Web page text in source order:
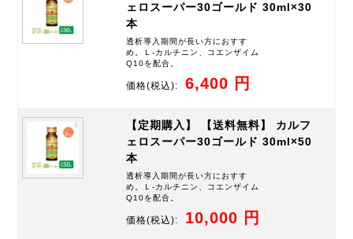
ェロスーパー30ゴールド 30ml×30
本
透析導入期間が長い方におすす
め。Ｌ-カルチニン、コエンザイム
Q10を配合。
価格(税込): 6,400 円
【定期購入】 【送料無料】 カルフ
ェロスーパー30ゴールド 30ml×50
本
透析導入期間が長い方におすす
め。Ｌ-カルチニン、コエンザイム
Q10を配合。
価格(税込): 10,000 円